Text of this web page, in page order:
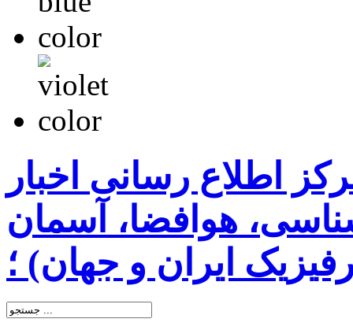
اطلاع رسانی اخبار
هوافضا، آسمان
ایران و جهان) ؛